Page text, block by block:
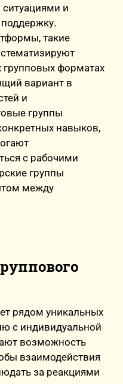
и
такие
форматах
вариант в
и
группы
навыков,
с рабочими
группы
между
рядом уникальных
с индивидуальной
возможность
взаимодействия
за реакциями